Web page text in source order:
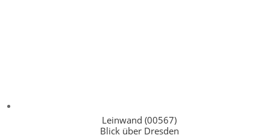
Leinwand (00567)
Blick über Dresden